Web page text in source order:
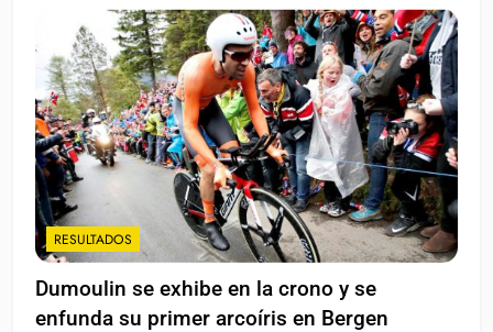
RESULTADOS
Dumoulin se exhibe en la crono y se
enfunda su primer arcoíris en Bergen